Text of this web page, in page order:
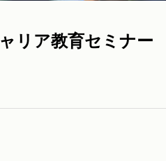
リア教育セミナー